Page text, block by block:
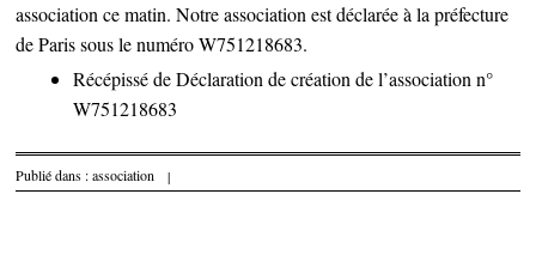
association ce matin. Notre association est déclarée à la préfecture
de Paris sous le numéro W751218683.
Récépissé de Déclaration de création de l’association n°
W751218683
Publié dans :association |